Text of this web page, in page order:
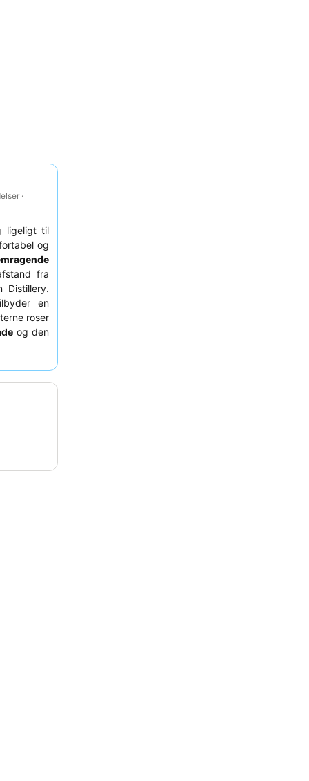
·
ligeligt til
og
fra
Distillery.
en
roser
og den
fra den